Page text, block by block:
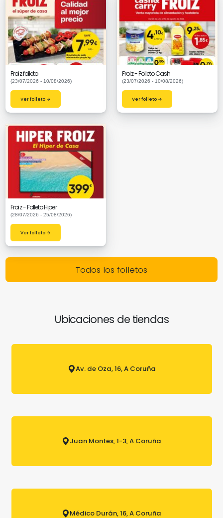
Froiz folleto
(23/07/2026 - 10/08/2026)
Ver folleto →
Froiz - Folleto Cash
(23/07/2026 - 10/08/2026)
Ver folleto →
Froiz - Folleto Hiper
(28/07/2026 - 25/08/2026)
Ver folleto →
Todos los folletos
Ubicaciones de tiendas
Av. de Oza, 16, A Coruña
Juan Montes, 1-3, A Coruña
Médico Durán, 16, A Coruña